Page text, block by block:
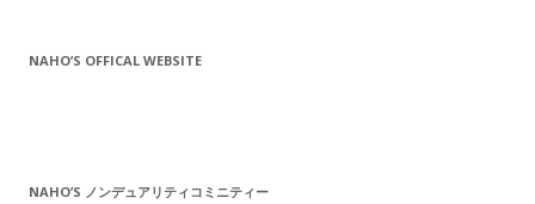
NAHO’S OFFICAL WEBSITE
NAHO’S ノンデュアリティコミニティー